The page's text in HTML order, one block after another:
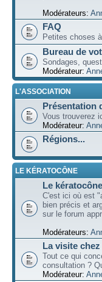
Modérateurs:
FAQ
Petites choses
Bureau de
Sondages,
Modérateur:
L'ASSOCIATION
Présentation
Vous trouverez
Modérateur:
Régions...
LE KÉRATOCÔNE
Le
C'est ici où est
bien précis et
sur le forum
Modérateurs:
La visite
Tout ce qui
consultation ?
Modérateur: